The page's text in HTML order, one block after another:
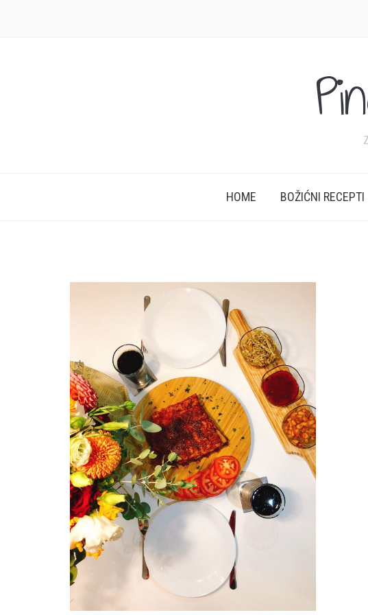
HOME BOŽIĆNI RECEPTI